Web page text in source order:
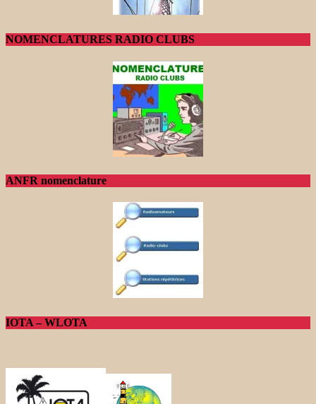
NOMENCLATURES RADIO CLUBS
ANFR nomenclature
IOTA – WLOTA